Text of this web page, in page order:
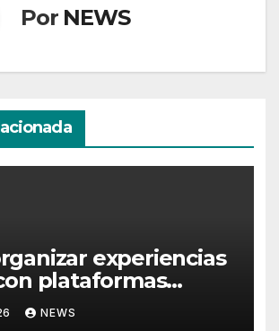
Por NEWS
experiencias
plataformas
para eventos
NEWS